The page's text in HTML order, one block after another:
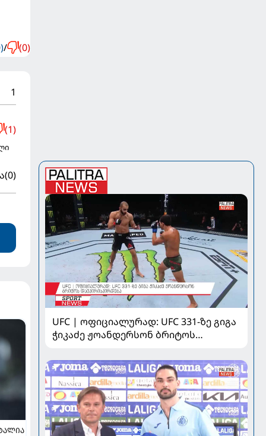
/ (0)
1
(1)
(0)
UFC | ოფიციალურად: UFC 331-ზე გიგა
ჭიკაძე ჟოანდერსონ ბრიტოს